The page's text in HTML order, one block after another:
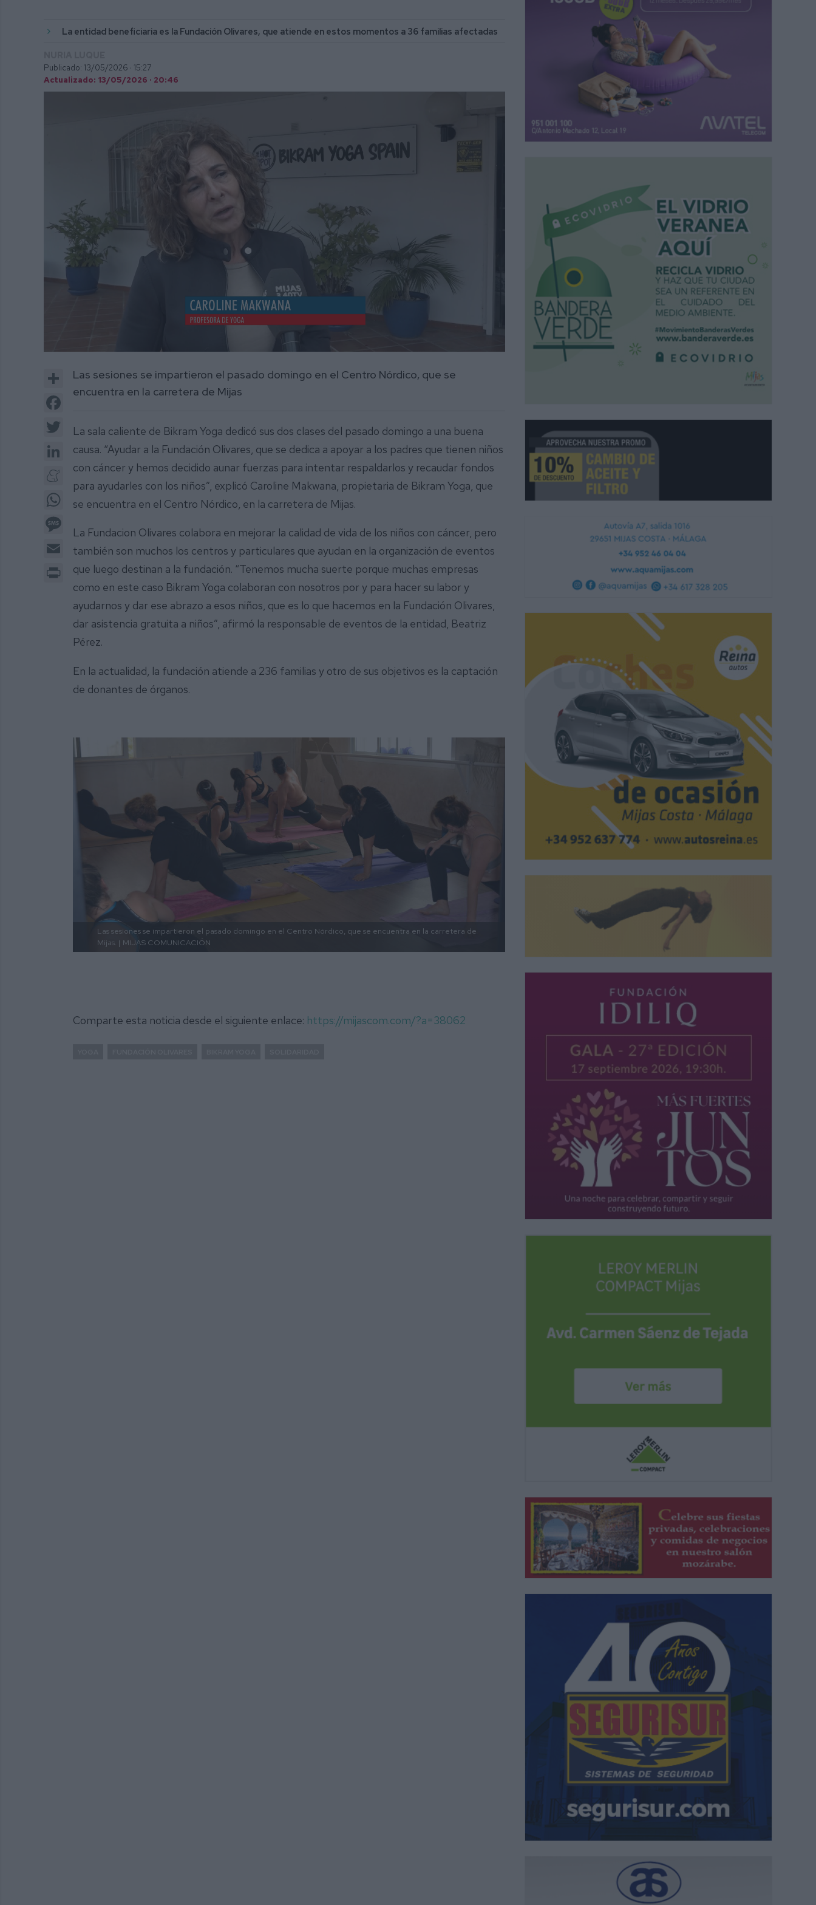
La entidad beneficiaria es la Fundación Olivares, que atiende en estos momentos a 36 familias afectadas
Publicado: 13/05/2026 · 15:27
Actualizado: 13/05/2026 · 20:46
1
minute,
10
seconds
Share
Facebook
LinkedIn
Meneame
WhatsApp
Print
Las sesiones se impartieron el pasado domingo en el Centro Nórdico, que se
encuentra en la carretera de Mijas
La sala caliente de Bikram Yoga dedicó sus dos clases del pasado domingo a una buena
causa. “Ayudar a la Fundación Olivares, que se dedica a apoyar a los padres que tienen niños
con cáncer y hemos decidido aunar fuerzas para intentar respaldarlos y recaudar fondos
para ayudarles con los niños”, explicó Caroline Makwana, propietaria de Bikram Yoga, que
se encuentra en el Centro Nórdico, en la carretera de Mijas.
La Fundacion Olivares colabora en mejorar la calidad de vida de los niños con cáncer, pero
también son muchos los centros y particulares que ayudan en la organización de eventos
que luego destinan a la fundación. “Tenemos mucha suerte porque muchas empresas
como en este caso Bikram Yoga colaboran con nosotros por y para hacer su labor y
ayudarnos y dar ese abrazo a esos niños, que es lo que hacemos en la Fundación Olivares,
dar asistencia gratuita a niños”, afirmó la responsable de eventos de la entidad, Beatriz
Pérez.
En la actualidad, la fundación atiende a 236 familias y otro de sus objetivos es la captación
de donantes de órganos.
Las sesiones se impartieron el pasado domingo en el Centro Nórdico, que se encuentra en la carretera de
Mijas. | MIJAS COMUNICACIÓN
Comparte esta noticia desde el siguiente enlace: https://mijascom.com/?a=38062